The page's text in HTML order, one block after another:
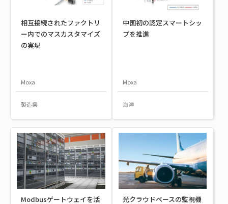
相互接続されたファクトリ
ー内でのマスカスタマイズ
の実現
Moxa
製造業
中国初の認定スマートシッ
プを推進
Moxa
海洋
Modbusゲートウェイを活
光クラウドベースの監視機